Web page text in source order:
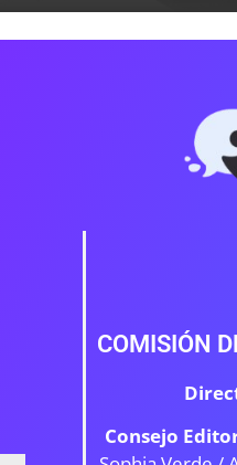
COMISIÓN
Consejo